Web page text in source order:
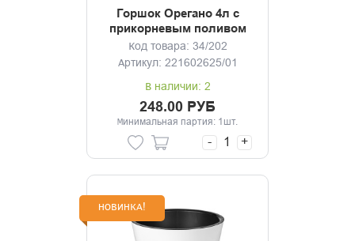
Горшок Орегано 4л с
прикорневым поливом
(светло-бежевый)
Код товара: 34/202
Артикул: 221602625/01
В наличии: 2
248.00 РУБ
Минимальная партия: 1шт.
- +
НОВИНКА!